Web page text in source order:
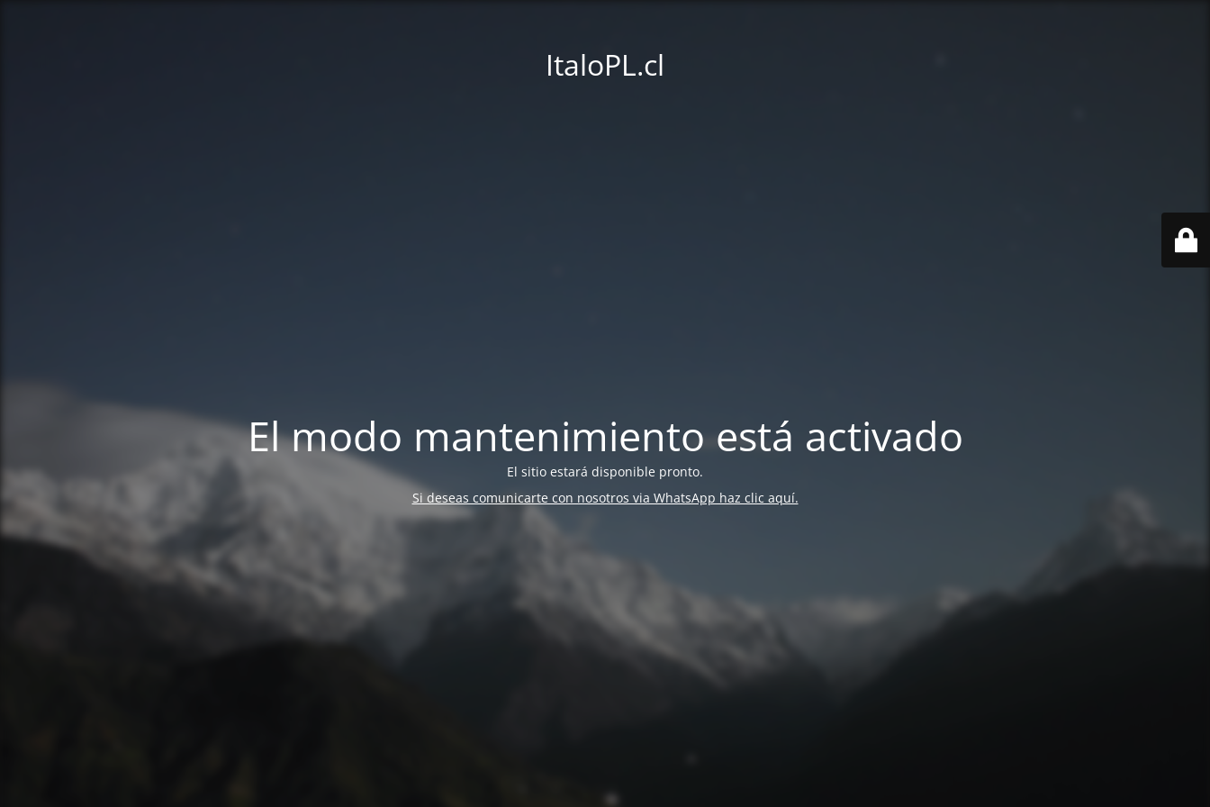
ItaloPL.cl
El modo mantenimiento está activado
El sitio estará disponible pronto.
Si deseas comunicarte con nosotros via WhatsApp haz clic aquí.